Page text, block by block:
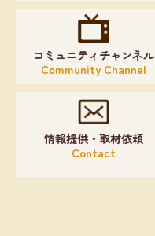
コミュニティチャンネル
Community Channel
情報提供・取材依頼
Contact